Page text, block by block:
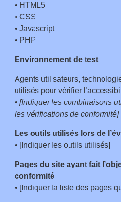
• HTML5
• CSS
• Javascript
• PHP
Environnement de test
Agents utilisateurs,
utilisés pour vérifier
• [Indiquer les combinaisons
les vérifications de conformité]
Les outils utilisés lors de
• [Indiquer les outils utilisés]
Pages du site ayant fait
conformité
• [Indiquer la liste des pages